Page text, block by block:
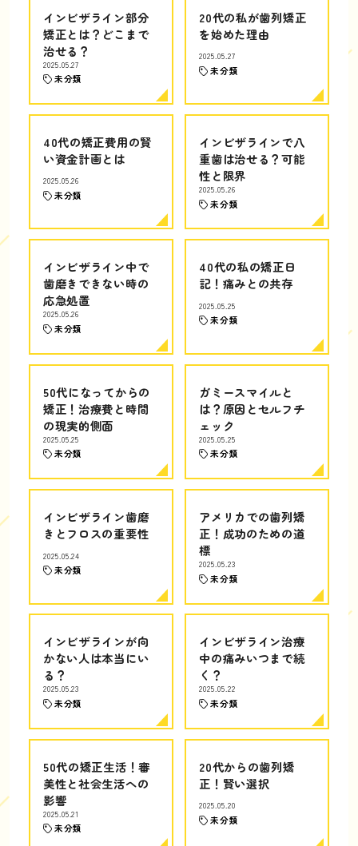
インビザライン部分
矯正とは？どこまで
治せる？
2025.05.27
未分類
20代の私が歯列矯正
を始めた理由
2025.05.27
未分類
40代の矯正費用の賢
い資金計画とは
2025.05.26
未分類
インビザラインで八
重歯は治せる？可能
性と限界
2025.05.26
未分類
インビザライン中で
歯磨きできない時の
応急処置
2025.05.26
未分類
40代の私の矯正日
記！痛みとの共存
2025.05.25
未分類
50代になってからの
矯正！治療費と時間
の現実的側面
2025.05.25
未分類
ガミースマイルと
は？原因とセルフチ
ェック
2025.05.25
未分類
インビザライン歯磨
きとフロスの重要性
2025.05.24
未分類
アメリカでの歯列矯
正！成功のための道
標
2025.05.23
未分類
インビザラインが向
かない人は本当にい
る？
2025.05.23
未分類
インビザライン治療
中の痛みいつまで続
く？
2025.05.22
未分類
50代の矯正生活！審
美性と社会生活への
影響
2025.05.21
未分類
20代からの歯列矯
正！賢い選択
2025.05.20
未分類